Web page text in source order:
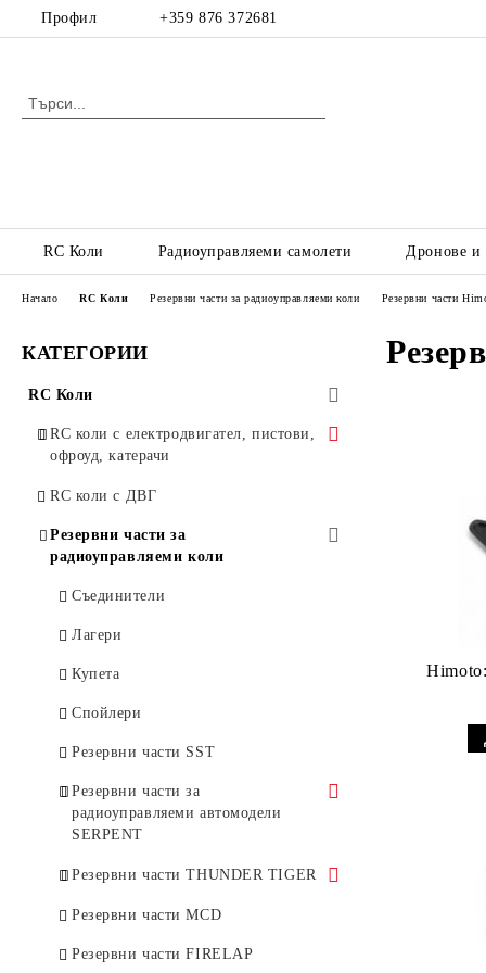
Профил +359 876 372681
RC Коли Радиоуправляеми самолети Дронове и
КАТЕГОРИИ
RC Коли
RC коли с електродвигател, пистови,
офроуд, катерачи
Катерачи и аксесоари
RC коли с ДВГ
Резервни части за
радиоуправляеми коли
Съединители
Лагери
Купета
Спойлери
Резервни части SST
Резервни части за
радиоуправляеми автомодели
SERPENT
Резервни Части 1:10 Onroad
Nitro Serpent 966
Резервни части THUNDER TIGER
Резервни части за 1:10
Резервни части MCD
Резервни части FIRELAP
Начало RC Коли Резервни части за радиоуправляеми коли Резервни части